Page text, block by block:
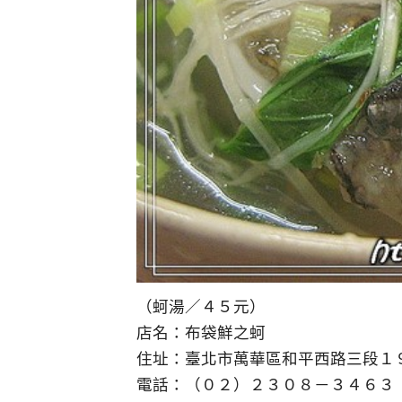
（蚵湯／４５元）
店名：布袋鮮之蚵
住址：臺北市萬華區和平西路三段１
電話：（０２）２３０８－３４６３